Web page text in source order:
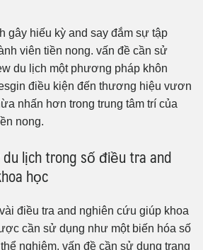
gây hiếu kỳ and say đắm sự tập
viên tiền nong. vấn đề cần sử
du lịch một phương pháp khôn
điều kiện đến thương hiệu vươn
nhấn hơn trong trung tâm trí của
nong.
lịch trong số điều tra and
học
điều tra and nghiên cứu giúp khoa
cần sử dụng như một biến hóa số
nghiệm. vấn đề cần sử dụng trang